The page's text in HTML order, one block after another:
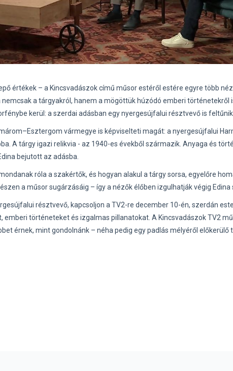
értékek – a Kincsvadászok című műsor estéről estére egyre több
a tárgyakról, hanem a mögöttük húzódó emberi történetekről
kerül: a szerdai adásban egy nyergesújfalui résztvevő is feltűnik
vármegye is képviselteti magát: a nyergesújfalui
A tárgy igazi relikvia - az 1940-es évekből származik. Anyaga és
bejutott az adásba.
róla a szakértők, és hogyan alakul a tárgy sorsa, egyelőre
a műsor sugárzásáig – így a nézők élőben izgulhatják végig Edina
résztvevő, kapcsoljon a TV2-re december 10-én, szerdán
történeteket és izgalmas pillanatokat. A Kincsvadászok TV2
érnek, mint gondolnánk – néha pedig egy padlás mélyéről előkerülő